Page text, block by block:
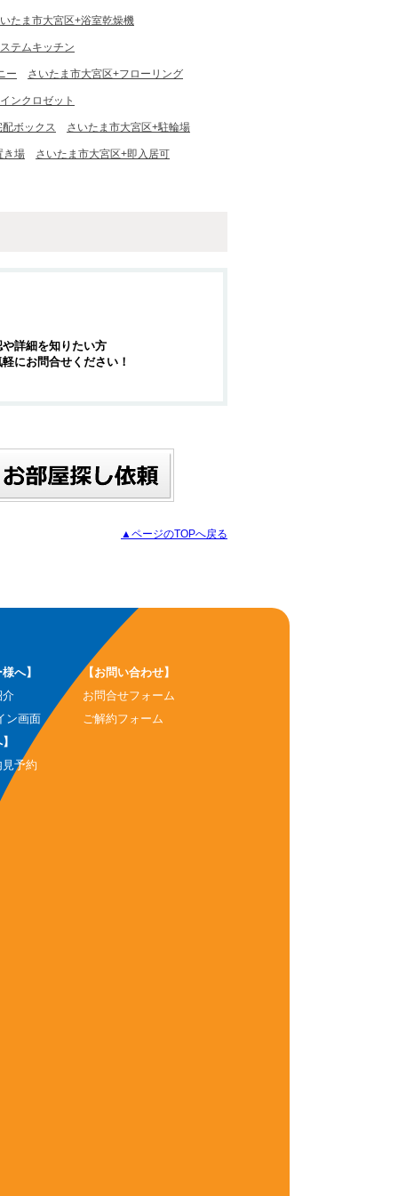
たま市大宮区+浴室乾燥機
テムキッチン
ー さいたま市大宮区+フローリング
ンクロゼット
ボックス さいたま市大宮区+駐輪場
き場 さいたま市大宮区+即入居可
詳細を知りたい方
にお問合せください！
▲ページのTOPへ戻る
へ】
介
ン画面
予約
【お問い合わせ】
お問合せフォーム
ご解約フォーム